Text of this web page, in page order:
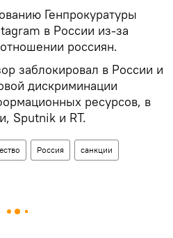
Генпрокуратуры
в России из-за
россиян.
заблокировал в России и
дискриминации
ресурсов, в
Sputnik и RT.
Россия санкции